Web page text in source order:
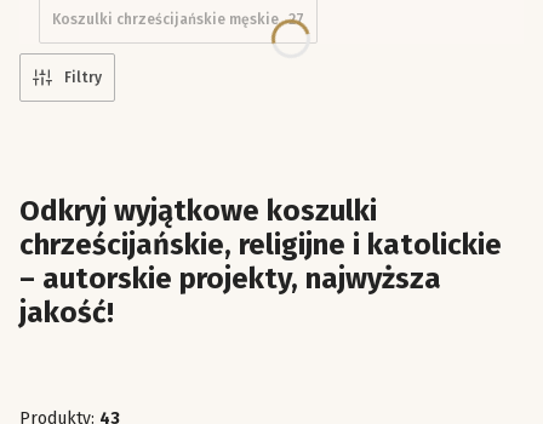
Koszulki chrześcijańskie męskie 27
Filtry
Odkryj wyjątkowe koszulki
chrześcijańskie, religijne i katolickie
– autorskie projekty, najwyższa
jakość!
Produkty: 43